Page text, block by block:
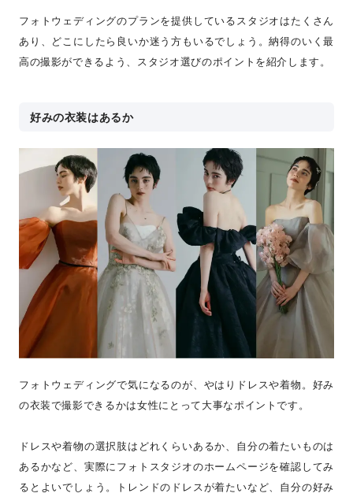
フォトウェディングのプランを提供しているスタジオはたくさん
あり、どこにしたら良いか迷う方もいるでしょう。納得のいく最
高の撮影ができるよう、スタジオ選びのポイントを紹介します。
好みの衣装はあるか
フォトウェディングで気になるのが、やはりドレスや着物。好み
の衣装で撮影できるかは女性にとって大事なポイントです。
ドレスや着物の選択肢はどれくらいあるか、自分の着たいものは
あるかなど、実際にフォトスタジオのホームページを確認してみ
るとよいでしょう。トレンドのドレスが着たいなど、自分の好み